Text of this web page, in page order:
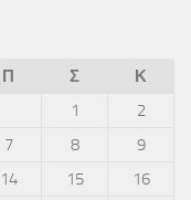
Π Σ
Κ
1
2
7 8
9
14 15
16